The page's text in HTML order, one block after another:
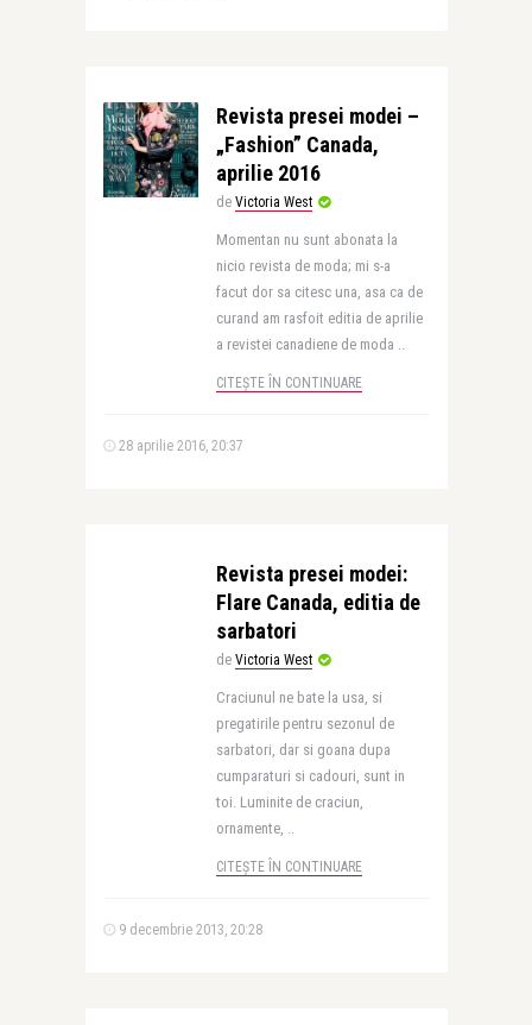
Revista presei modei –
„Fashion” Canada,
aprilie 2016
de Victoria West
Momentan nu sunt abonata la
nicio revista de moda; mi s-a
facut dor sa citesc una, asa ca de
curand am rasfoit editia de aprilie
a revistei canadiene de moda ..
CITEȘTE ÎN CONTINUARE
28 aprilie 2016, 20:37
Revista presei modei:
Flare Canada, editia de
sarbatori
de Victoria West
Craciunul ne bate la usa, si
pregatirile pentru sezonul de
sarbatori, dar si goana dupa
cumparaturi si cadouri, sunt in
toi. Luminite de craciun,
ornamente, ..
CITEȘTE ÎN CONTINUARE
9 decembrie 2013, 20:28